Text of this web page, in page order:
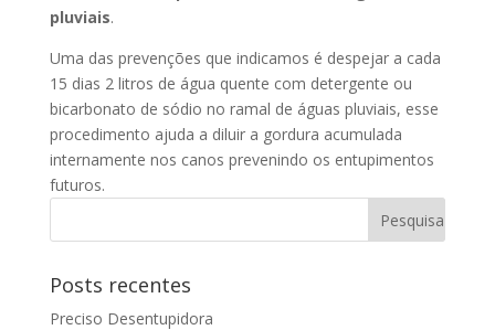
pluviais.
Uma das prevenções que indicamos é despejar a cada
15 dias 2 litros de água quente com detergente ou
bicarbonato de sódio no ramal de águas pluviais, esse
procedimento ajuda a diluir a gordura acumulada
internamente nos canos prevenindo os entupimentos
futuros.
Posts recentes
Preciso Desentupidora